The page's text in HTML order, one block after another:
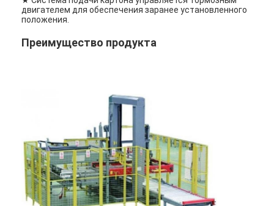
Главная страница
двигателем для обеспечения заранее установленного
положения.
Преимущество продукта